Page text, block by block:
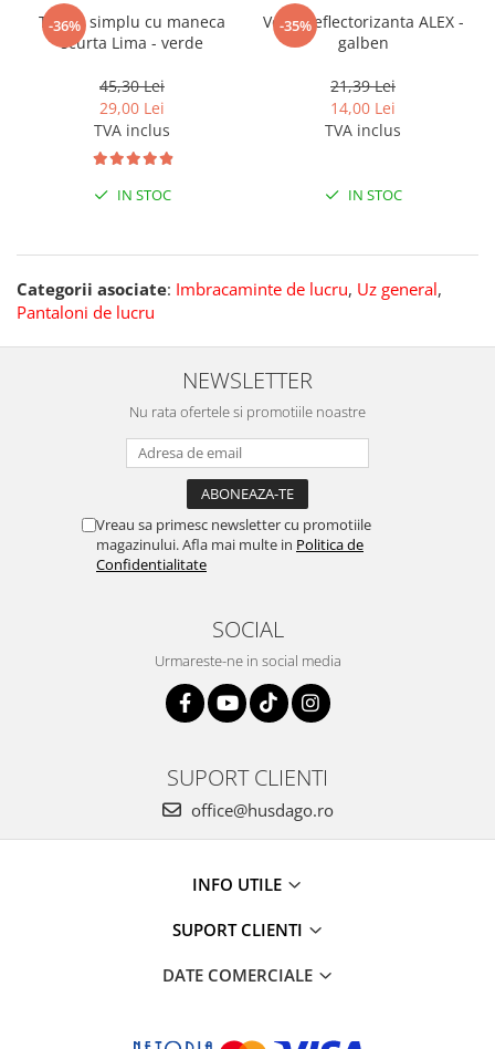
-36%
Tricou simplu cu maneca
scurta Lima - verde
45,30 Lei
29,00 Lei
TVA inclus
IN STOC
-35%
Vesta reflectorizanta ALEX -
galben
21,39 Lei
14,00 Lei
TVA inclus
IN STOC
Categorii asociate: Imbracaminte de lucru, Uz general,
Pantaloni de lucru
NEWSLETTER
Nu rata ofertele si promotiile noastre
Vreau sa primesc newsletter cu promotiile
magazinului. Afla mai multe in Politica de
Confidentialitate
SOCIAL
Urmareste-ne in social media
SUPORT CLIENTI
office@husdago.ro
INFO UTILE
SUPORT CLIENTI
DATE COMERCIALE